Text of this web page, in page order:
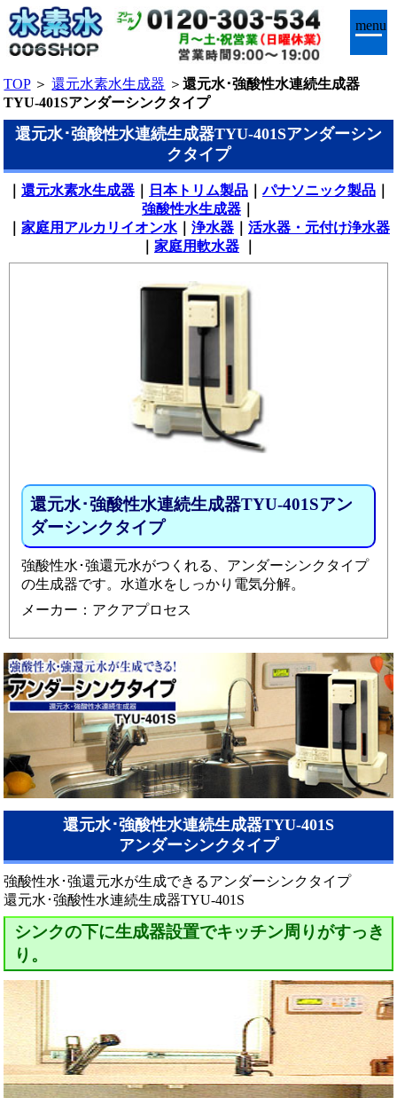
menu
TOP＞還元水素水生成器 ＞還元水･強酸性水連続生成器
TYU-401Sアンダーシンクタイプ
還元水･強酸性水連続生成器TYU-401Sアンダーシン
クタイプ
還元水素水生成器 日本トリム製品 ｜パナソニック製品
強酸性水生成器
家庭用アルカリイオン水 浄水器
活水器・元付け浄水器
家庭用軟水器
還元水･強酸性水連続生成器TYU-401Sアン
ダーシンクタイプ
強酸性水･強還元水がつくれる、アンダーシンクタイプ
の生成器です。水道水をしっかり電気分解。
メーカー：アクアプロセス
還元水･強酸性水連続生成器TYU-401S
アンダーシンクタイプ
強酸性水･強還元水が生成できるアンダーシンクタイプ
還元水･強酸性水連続生成器TYU-401S
シンクの下に生成器設置でキッチン周りがすっき
り。